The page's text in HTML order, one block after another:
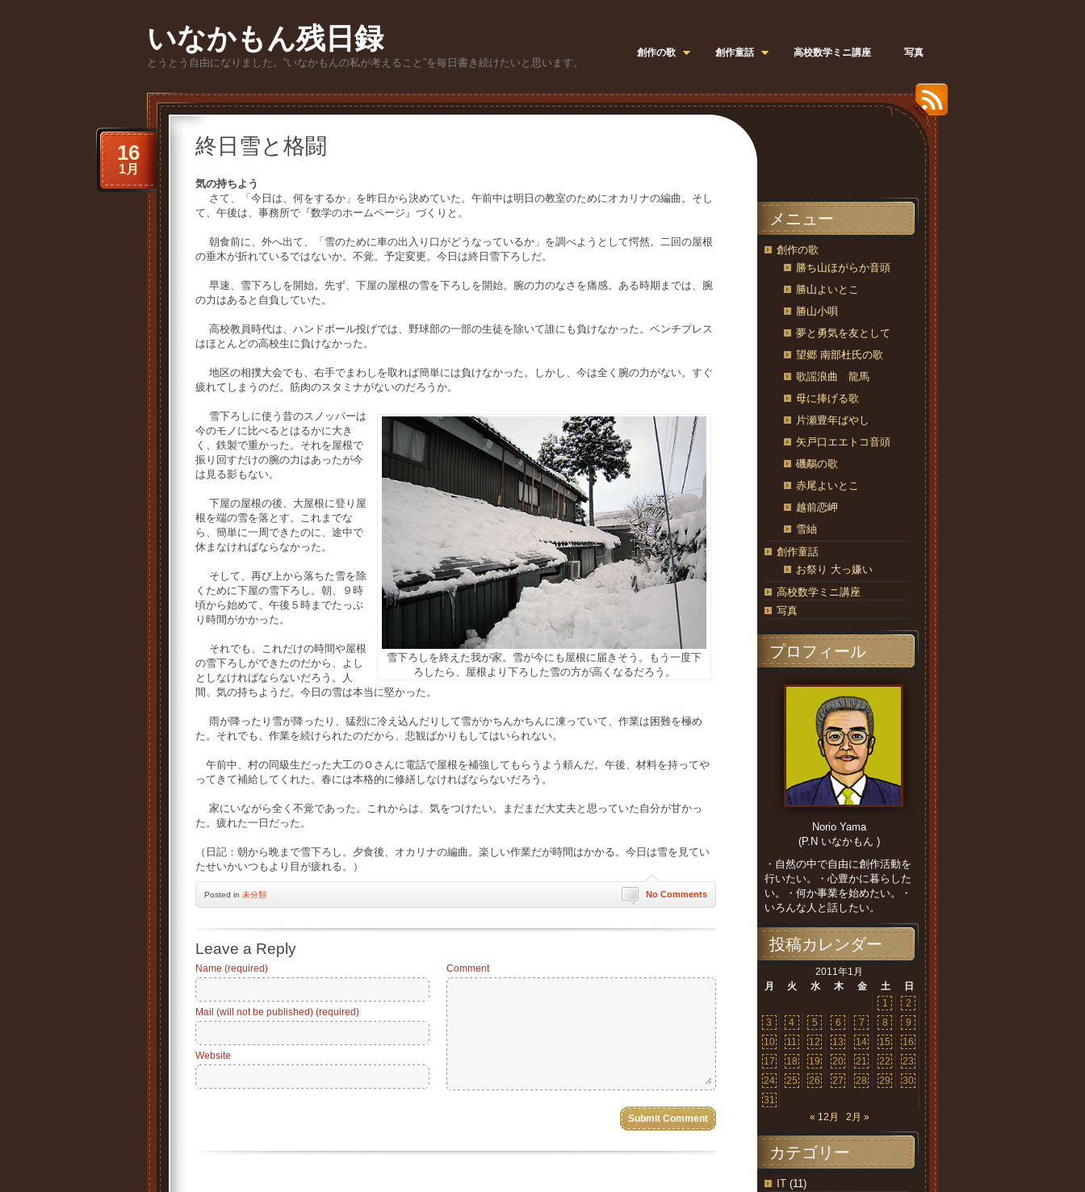
いなかもん残日録
とうとう自由になりました。“いなかもんの私が考えること”を毎日書き続けたいと思います。
創作の歌 創作童話 高校数学ミニ講座 写真
終日雪と格闘
16
1月
気の持ちよう
さて、「今日は、何をするか」を昨日から決めていた。午前中は明日の教室のためにオカリナの編曲。そし
て、午後は、事務所で『数学のホームページ』づくりと。
朝食前に、外へ出て、「雪のために車の出入り口がどうなっているか」を調べようとして愕然。二回の屋根
の垂木が折れているではないか。不覚。予定変更。今日は終日雪下ろしだ。
早速、雪下ろしを開始。先ず、下屋の屋根の雪を下ろしを開始。腕の力のなさを痛感。ある時期までは、腕
の力はあると自負していた。
高校教員時代は、ハンドボール投げでは、野球部の一部の生徒を除いて誰にも負けなかった。ベンチプレス
はほとんどの高校生に負けなかった。
地区の相撲大会でも、右手でまわしを取れば簡単には負けなかった。しかし、今は全く腕の力がない。すぐ
疲れてしまうのだ。筋肉のスタミナがないのだろうか。
雪下ろしを終えた我が家。雪が今にも屋根に届きそう。もう一度下
ろしたら、屋根より下ろした雪の方が高くなるだろう。
雪下ろしに使う昔のスノッパーは
今のモノに比べるとはるかに大き
く、鉄製で重かった。それを屋根で
振り回すだけの腕の力はあったが今
は見る影もない。
下屋の屋根の後、大屋根に登り屋
根を端の雪を落とす。これまでな
ら、簡単に一周できたのに、途中で
休まなければならなかった。
そして、再び上から落ちた雪を除
くために下屋の雪下ろし。朝、９時
頃から始めて、午後５時までたっぷ
り時間がかかった。
それでも、これだけの時間や屋根
の雪下ろしができたのだから、よし
としなければならないだろう。人
間、気の持ちようだ。今日の雪は本当に堅かった。
雨が降ったり雪が降ったり、猛烈に冷え込んだりして雪がかちんかちんに凍っていて、作業は困難を極め
た。それでも、作業を続けられたのだから、悲観ばかりもしてはいられない。
午前中、村の同級生だった大工のＯさんに電話で屋根を補強してもらうよう頼んだ。午後、材料を持ってや
ってきて補給してくれた。春には本格的に修繕しなければならないだろう。
家にいながら全く不覚であった。これからは、気をつけたい。まだまだ大丈夫と思っていた自分が甘かっ
た。疲れた一日だった。
（日記：朝から晩まで雪下ろし。夕食後、オカリナの編曲。楽しい作業だが時間はかかる。今日は雪を見てい
たせいかいつもより目が疲れる。）
No Comments
Posted in 未分類
Leave a Reply
Name (required)
Mail (will not be published) (required)
Website
Comment
メニュー
創作の歌
勝ち山ほがらか音頭
勝山よいとこ
勝山小唄
夢と勇気を友として
望郷 南部杜氏の歌
歌謡浪曲 龍馬
母に捧げる歌
片瀬豊年ばやし
矢戸口エエトコ音頭
磯鷸の歌
赤尾よいとこ
越前恋岬
雪紬
創作童話
お祭り 大っ嫌い
高校数学ミニ講座
写真
プロフィール
Norio Yama
(P.N いなかもん )
・自然の中で自由に創作活動を
行いたい。・心豊かに暮らした
い。・何か事業を始めたい。・
いろんな人と話したい。
投稿カレンダー
2011年1月
月
火 水 木 金 土
日
1
2
3
4 5 6 7 8
9
10
11 12 13 14 15
16
17
18 19 20 21 22
23
24
25 26 27 28 29
30
31
« 12月
2月 »
カテゴリー
IT (11)